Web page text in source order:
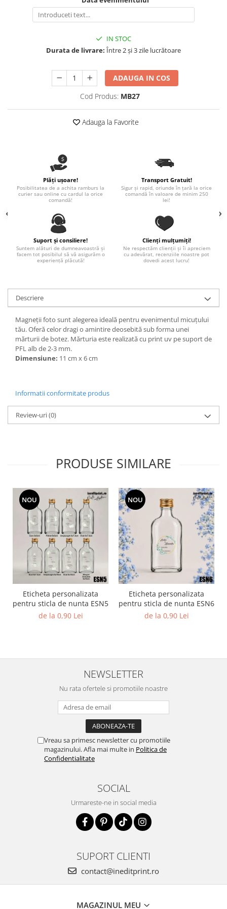
Betisoare cakesicles/inghetata
Cake Drums
Etichete autocolante
Măști de protecție
Sepci
Geanta tip Sacosa C
Outlet-Echipamente personalizate
Produse pentru tabara
Natura si Animalute
Jocuri si aplicatii
Mesaje de dragoste
Dragoste + Personalizare
Ziua Tatalui
Ziua Copilului
Craciun / An nou
Alte evenimente
Domnisoara / Domnisor
Sporturi
Personaje
Porumbei
Diverse
Alte limbi
Spaniola
Germana
Italiana
Pachete de toppere
Oferte (Cake Toppers)
Oferte (Toppere Flori)
Pachete Inedite
Stand Prezentare
Oneline (Topper Lateral)
IN STOC
Durata de livrare: Între 2 și 3 zile lucrătoare
ADAUGA IN COS
Cod Produs: MB27
Adauga la Favorite
Plăți ușoare!
Posibilitatea de a achita ramburs la
curier sau online cu cardul la orice
comandă!
Transport Gratuit!
Sigur și rapid, oriunde în țară la orice
comandă în valoare de minim 250
lei!
Suport și consiliere!
Suntem alături de dumneavoastră și
facem tot posibilul să vă asigurăm o
experiență plăcută!
Clienți mulțumiți!
Ne respectăm clienții și îi apreciem
cu adevărat, recenziile noastre pot
dovedi acest lucru!
Descriere
Magneții foto sunt alegerea ideală pentru evenimentul micuțului
tău. Oferă celor dragi o amintire deosebită sub forma unei
mărturii de botez. Mărturia este realizată cu print uv pe suport de
PFL alb de 2-3 mm.
Dimensiune: 11 cm x 6 cm
Informatii conformitate produs
Review-uri(0)
PRODUSE SIMILARE
NOU
Eticheta personalizata
pentru sticla de nunta ESN5
de la 0,90 Lei
NOU
Eticheta personalizata
pentru sticla de nunta ESN6
de la 0,90 Lei
NEWSLETTER
Nu rata ofertele si promotiile noastre
Vreau sa primesc newsletter cu promotiile
magazinului. Afla mai multe in Politica de
Confidentialitate
SOCIAL
Urmareste-ne in social media
SUPORT CLIENTI
contact@ineditprint.ro
MAGAZINUL MEU